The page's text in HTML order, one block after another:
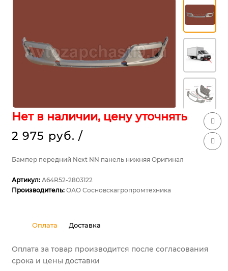
Нет в наличии, цену уточнять
2 975 руб. /
Бампер передний Next NN панель нижняя Оригинал
Артикул: А64R52-2803122
Производитель: ОАО Сосновскагропромтехника
Оплата Доставка
Оплата за товар производится после согласования
срока и цены доставки